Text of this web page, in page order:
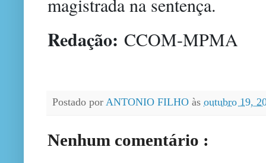
Redação: CCOM-MPMA
Postado por ANTONIO FILHO às outubro 19,
Nenhum comentário :